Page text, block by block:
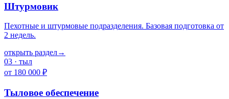
Штурмовик
Пехотные и штурмовые подразделения. Базовая подготовка от
2 недель.
открыть раздел→
03 · тыл
от 180 000 ₽
Тыловое обеспечение